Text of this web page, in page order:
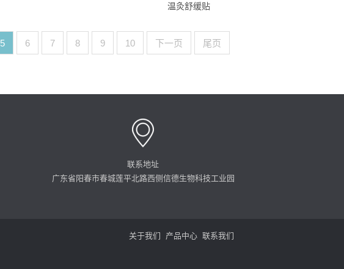
温灸舒缓贴
5 6 7 8 9 10 下一页 尾页
联系地址
广东省阳春市春城莲平北路西侧信德生物科技工业园
关于我们 产品中心 联系我们